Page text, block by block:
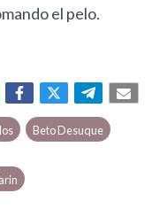
el pelo.
Beto Desuque